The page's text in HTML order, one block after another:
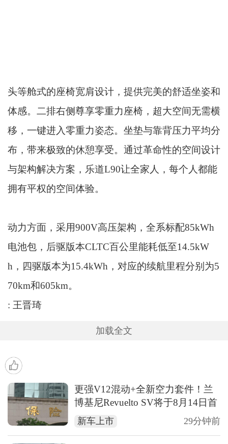
头等舱式的座椅宽肩设计，提供完美的舒适坐姿和
体感。二排右侧尊享零重力座椅，超大空间无需横
移，一键进入零重力姿态。坐垫与靠背压力平均分
布，带来极致的休憩享受。通过革命性的空间设计
与架构解决方案，乐道L90让全家人，每个人都能
拥有平权的空间体验。
动力方面，采用900V高压架构，全系标配85kWh
电池包，后驱版本CLTC百公里能耗低至14.5kW
h，四驱版本为15.4kWh，对应的续航里程分别为5
70km和605km。
: 王晋琦
加载全文
更强V12混动+全新空力套件！兰
博基尼Revuelto SV将于8月14日首
发
新车上市 29分钟前